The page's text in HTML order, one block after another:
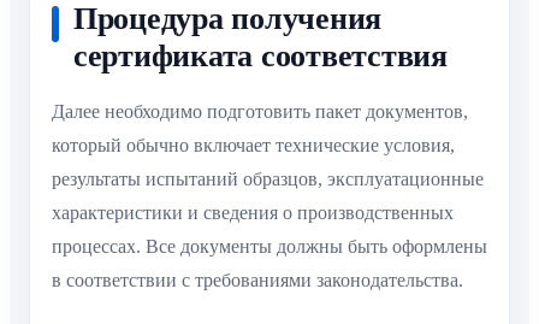
Процедура получения
сертификата соответствия
Далее необходимо подготовить пакет документов,
который обычно включает технические условия,
результаты испытаний образцов, эксплуатационные
характеристики и сведения о производственных
процессах. Все документы должны быть оформлены
в соответствии с требованиями законодательства.